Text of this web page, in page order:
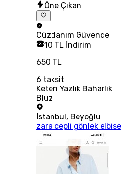
Öne Çıkan
Cüzdanım Güvende
10 TL İndirim
650 TL
6 taksit
Keten Yazlık Baharlık
Bluz
İstanbul , Beyoğlu
zara cepli gönlek elbise